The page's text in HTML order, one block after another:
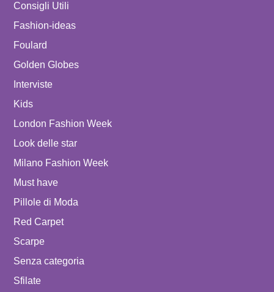
Consigli Utili
Fashion-ideas
Foulard
Golden Globes
Interviste
Kids
London Fashion Week
Look delle star
Milano Fashion Week
Must have
Pillole di Moda
Red Carpet
Scarpe
Senza categoria
Sfilate